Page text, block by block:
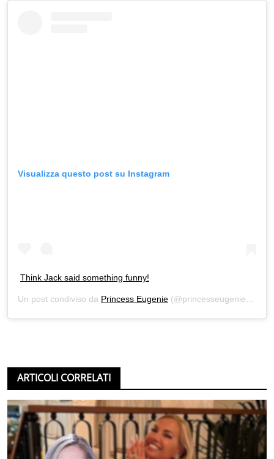
Visualizza questo post su Instagram
Think Jack said something funny!
Un post condiviso da Princess Eugenie (@princesseugenie) in data:
ARTICOLI CORRELATI